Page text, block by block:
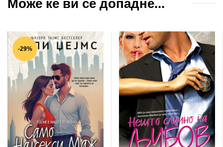
Може ќе ви се допадне...
-29%